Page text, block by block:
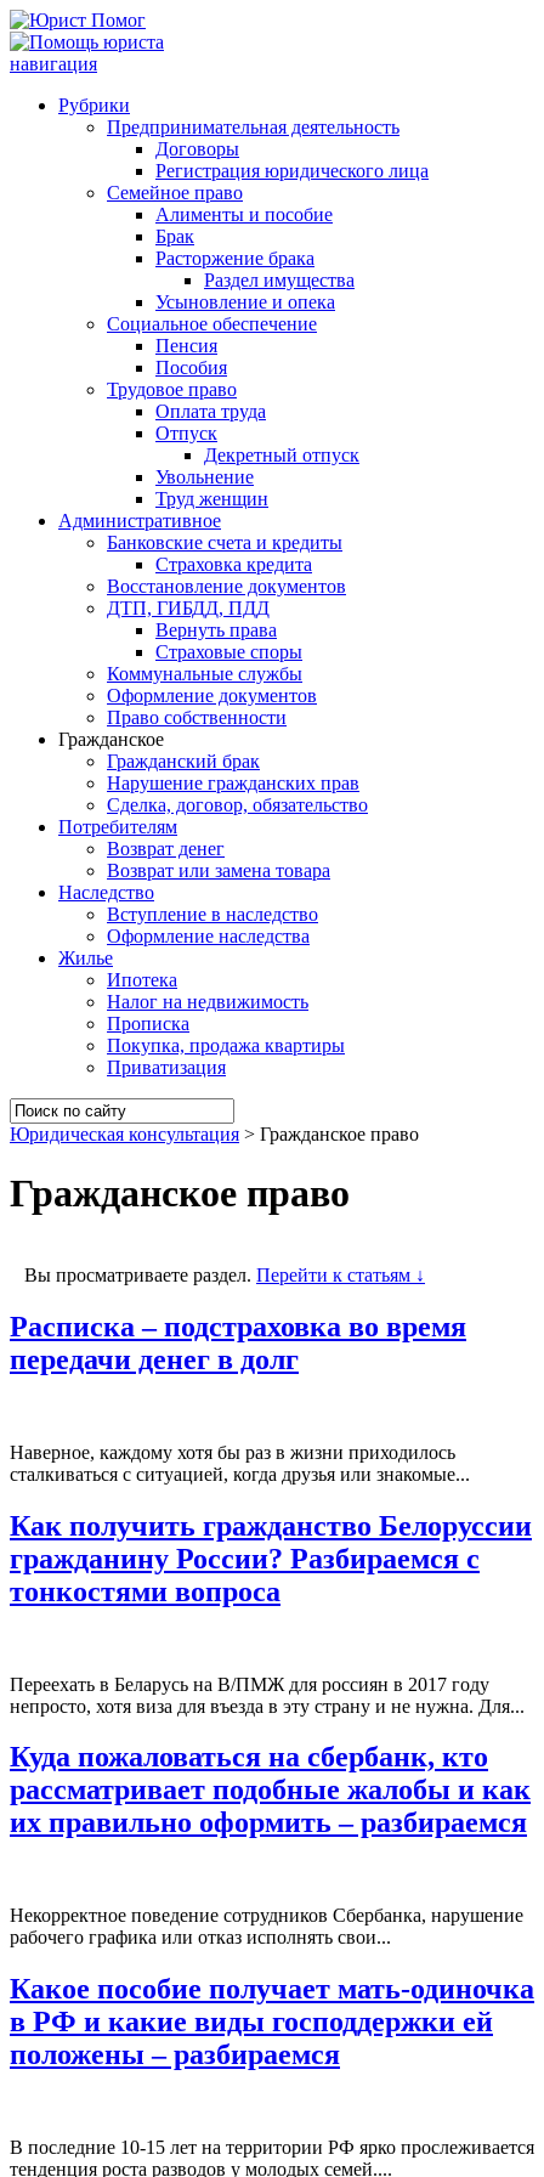
навигация
Рубрики
Предпринимательная деятельность
Договоры
Регистрация юридического лица
Семейное право
Алименты и пособие
Брак
Расторжение брака
Раздел имущества
Усыновление и опека
Социальное обеспечение
Пенсия
Пособия
Трудовое право
Оплата труда
Отпуск
Декретный отпуск
Увольнение
Труд женщин
Административное
Банковские счета и кредиты
Страховка кредита
Восстановление документов
ДТП, ГИБДД, ПДД
Вернуть права
Страховые споры
Коммунальные службы
Оформление документов
Право собственности
Гражданское
Гражданский брак
Нарушение гражданских прав
Сделка, договор, обязательство
Потребителям
Возврат денег
Возврат или замена товара
Наследство
Вступление в наследство
Оформление наследства
Жилье
Ипотека
Налог на недвижимость
Прописка
Покупка, продажа квартиры
Приватизация
Юридическая консультация > Гражданское право
Гражданское право
Вы просматриваете раздел. Перейти к статьям ↓
Расписка – подстраховка во время
передачи денег в долг
Наверное, каждому хотя бы раз в жизни приходилось
сталкиваться с ситуацией, когда друзья или знакомые...
Как получить гражданство Белоруссии
гражданину России? Разбираемся с
тонкостями вопроса
Переехать в Беларусь на В/ПМЖ для россиян в 2017 году
непросто, хотя виза для въезда в эту страну и не нужна. Для...
Куда пожаловаться на сбербанк, кто
рассматривает подобные жалобы и как
их правильно оформить – разбираемся
Некорректное поведение сотрудников Сбербанка, нарушение
рабочего графика или отказ исполнять свои...
Какое пособие получает мать-одиночка
в РФ и какие виды господдержки ей
положены – разбираемся
В последние 10-15 лет на территории РФ ярко прослеживается
тенденция роста разводов у молодых семей....